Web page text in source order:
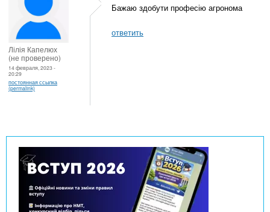
Лілія Капелюх
(не проверено)
14 февраля, 2023 -
20:29
постоянная ссылка
(permalink)
Бажаю здобути професію агронома
ответить